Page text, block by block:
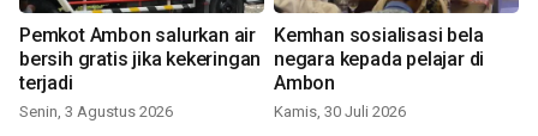
Pemkot Ambon salurkan air
bersih gratis jika kekeringan
terjadi
Senin, 3 Agustus 2026
Kemhan sosialisasi bela
negara kepada pelajar di
Ambon
Kamis, 30 Juli 2026